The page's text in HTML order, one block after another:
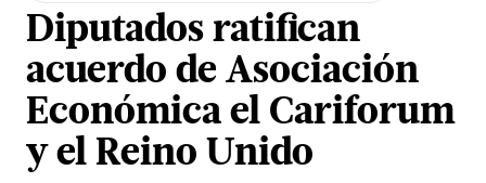
Diputados ratifican
acuerdo de Asociación
Económica el Cariforum
y el Reino Unido